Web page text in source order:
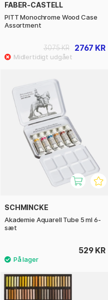
FABER-CASTELL
PITT Monochrome Wood Case
Assortment
2767 KR
3075 KR
SCHMINCKE
Akademie Aquarell Tube 5 ml 6-
sæt
529 KR